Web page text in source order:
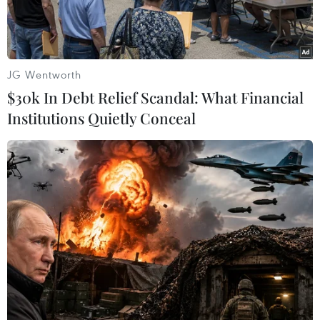
Đại sứ Mỹ tại Liên minh châu Âu (EU) Gordon Sondland trong
phiên điều trần về cuộc điều tra luận tội Tổng thống Donald
Trump tại Ủy ban Tình báo Hạ viện ở Washington DC., ngày
20/11/2019. (Ảnh: THX/TTXVN)
Ngày 20/11, Tổng thống Mỹ Donald Trump đã
JG Wentworth
$30k In Debt Relief Scandal: What Financial
Institutions Quietly Conceal